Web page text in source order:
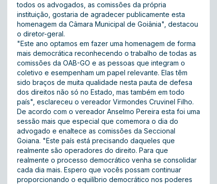
todos os advogados, as comissões da própria
instituição, gostaria de agradecer publicamente esta
homenagem da Câmara Municipal de Goiânia", destacou
o diretor-geral.
"Este ano optamos em fazer uma homenagem de forma
mais democrática reconhecendo o trabalho de todas as
comissões da OAB-GO e as pessoas que integram o
coletivo e esempenham um papel relevante. Elas têm
sido braços de muita qualidade nesta pauta de defesa
dos direitos não só no Estado, mas também em todo
país", esclareceu o vereador Virmondes Cruvinel Filho.
De acordo com o vereador Anselmo Pereira esta foi uma
sessão mais que especial que comemora o dia do
advogado e enaltece as comissões da Seccional
Goiana. "Este país está precisando daqueles que
realmente são operadores do direito. Para que
realmente o processo democrático venha se consolidar
cada dia mais. Espero que vocês possam continuar
proporcionando o equilíbrio democrático nos poderes